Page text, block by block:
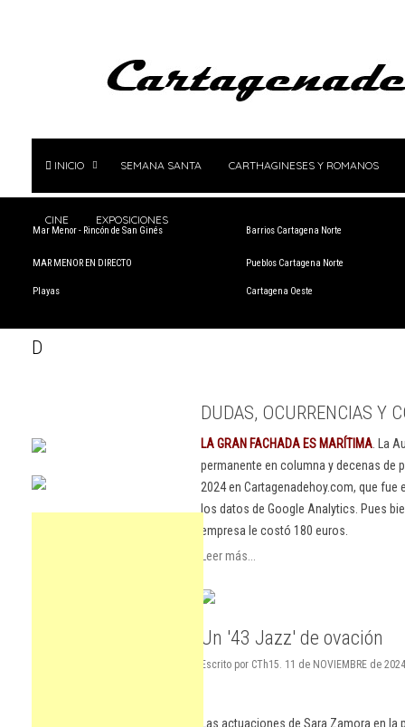
INICIO SEMANA SANTA CARTHAGINESES Y ROMANOS
CINE EXPOSICIONES
Mar Menor - Rincón de San Ginés
MAR MENOR EN DIRECTO
Playas
Barrios Cartagena Norte
Pueblos Cartagena Norte
Cartagena Oeste
D
DUDAS, OCURRENCIAS Y
LA GRAN FACHADA ES MARÍTIMA . La
permanente en columna y decenas
2024 en Cartagenadehoy.com, que
los datos de Google Analytics. Pues
empresa le costó 180 euros.
Leer más...
Un '43 Jazz' de ovación
Escrito por CTh15. 11 de NOVIEMBRE de
Las actuaciones de Sara Zamora en